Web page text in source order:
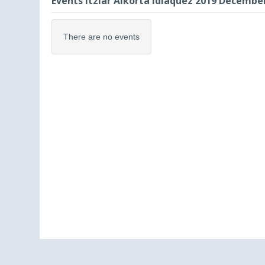
There are no events